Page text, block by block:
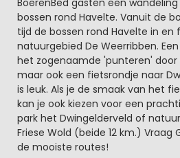
BoerenBed gasten een
bossen rond Havelte. Vanuit de
tijd de bossen rond Havelte in en
natuurgebied De Weerribben.
het zogenaamde 'punteren' door
maar ook een fietsrondje naar
is leuk. Als je de smaak van het
kan je ook kiezen voor een
park het Dwingelderveld of
Friese Wold (beide 12 km.) Vraag
de mooiste routes!